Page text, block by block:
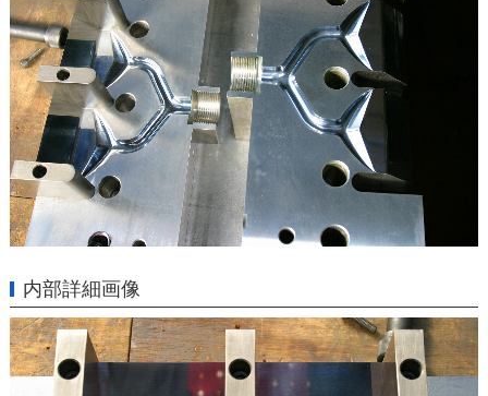
内部詳細画像